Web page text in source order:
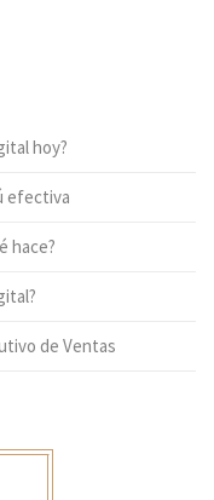
hoy?
efectiva
hace?
de Ventas